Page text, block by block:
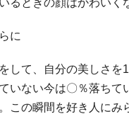
るときの顔はかわいく
に
をして、自分の美しさを
いない今は〇％落ちて
この瞬間を好き人にみ